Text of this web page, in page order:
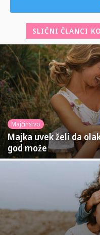
SLIČNI ČLANCI
Majčinstvo
Majka uvek želi da
god može